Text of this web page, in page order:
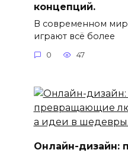
концепций.
В современном
играют всё более
0 47
Онлайн-дизайн: